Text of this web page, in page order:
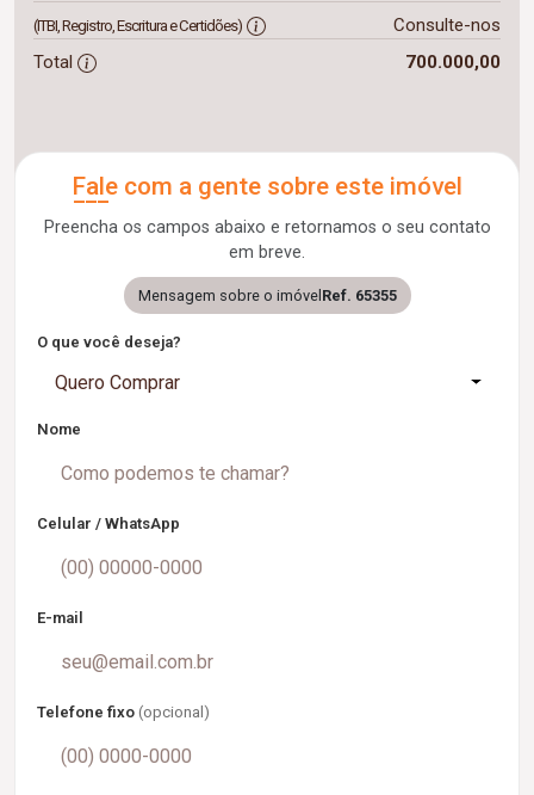
(ITBI, Registro, Escritura e Certidões)
Consulte-nos
Total
700.000,00
Fale com a gente sobre este imóvel
Preencha os campos abaixo e retornamos o seu contato
em breve.
Mensagem sobre o imóvelRef. 65355
O que você deseja?
Quero Comprar
Nome
Celular / WhatsApp
E-mail
Telefone fixo (opcional)